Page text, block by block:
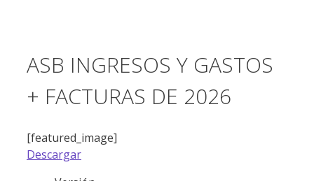
ASB INGRESOS Y GASTOS
+ FACTURAS DE 2026
[featured_image]
Descargar